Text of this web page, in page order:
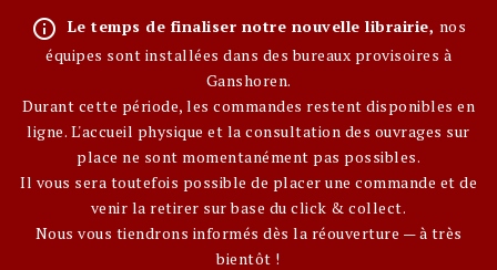
info_outline Le temps de finaliser notre nouvelle librairie, nos
équipes sont installées dans des bureaux provisoires à
Ganshoren.
Durant cette période, les commandes restent disponibles en
ligne. L'accueil physique et la consultation des ouvrages sur
place ne sont momentanément pas possibles.
Il vous sera toutefois possible de placer une commande et de
venir la retirer sur base du click & collect.
Nous vous tiendrons informés dès la réouverture — à très
bientôt !